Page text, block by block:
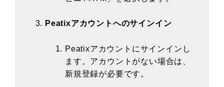
Peatixアカウントへのサインイン
Peatixアカウントにサインインし
ます。アカウントがない場合は、
新規登録が必要です。